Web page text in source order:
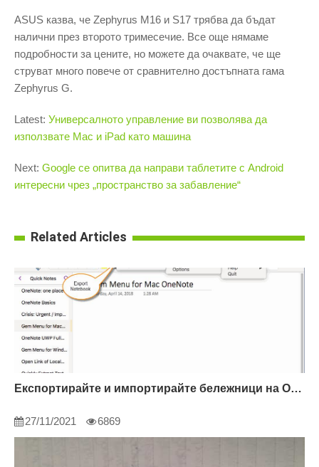
ASUS казва, че Zephyrus M16 и S17 трябва да бъдат
налични през второто тримесечие. Все още нямаме
подробности за цените, но можете да очаквате, че ще
струват много повече от сравнително достъпната гама
Zephyrus G.
Latest: Универсалното управление ви позволява да
използвате Mac и iPad като машина
Next: Google се опитва да направи таблетите с Android
интересни чрез „пространство за забавление“
Related Articles
Експортирайте и импортирайте бележници на OneNote
27/11/2021 6869